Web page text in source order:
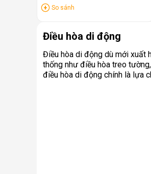
So sánh
Điều hòa di động
Điều hòa di động dù mới xuất
thống như điều hòa treo
điều hòa di động chính là lựa